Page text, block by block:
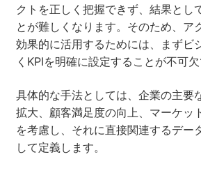
クトを正しく把握できず、結果とし
とが難しくなります。そのため、ア
効果的に活用するためには、まずビ
くKPIを明確に設定することが不可欠
具体的な手法としては、企業の主要
拡大、顧客満足度の向上、マーケッ
を考慮し、それに直接関連するデー
して定義します。